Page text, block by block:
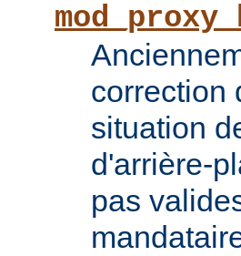
correction
situation
d'arrière-
pas